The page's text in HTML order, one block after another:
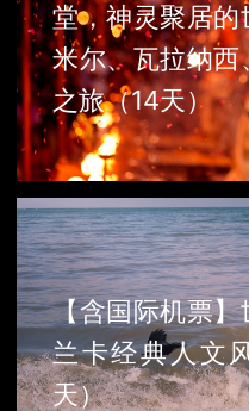
堂，神灵聚居
米尔、瓦拉纳
之旅（14天）
【含国际机票
兰卡经典人文
天）